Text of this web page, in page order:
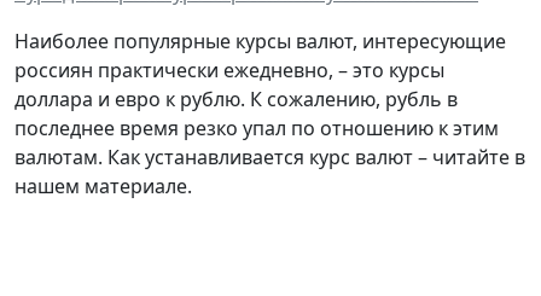
Наиболее популярные курсы валют, интересующие
россиян практически ежедневно, – это курсы
доллара и евро к рублю. К сожалению, рубль в
последнее время резко упал по отношению к этим
валютам. Как устанавливается курс валют – читайте в
нашем материале.